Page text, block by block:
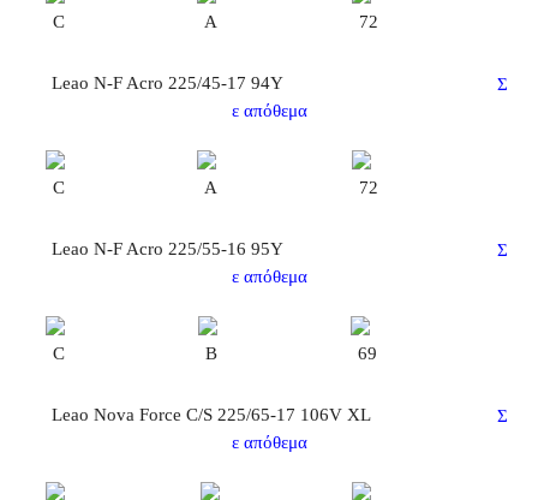
C Α 72
Leao N-F Acro 225/45-17 94Y
Σ
ε απόθεμα
C Α 72
Leao N-F Acro 225/55-16 95Y
Σ
ε απόθεμα
C B 69
Leao Nova Force C/S 225/65-17 106V XL
Σ
ε απόθεμα